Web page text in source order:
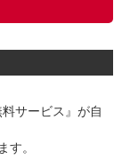
サービス』が自
す。